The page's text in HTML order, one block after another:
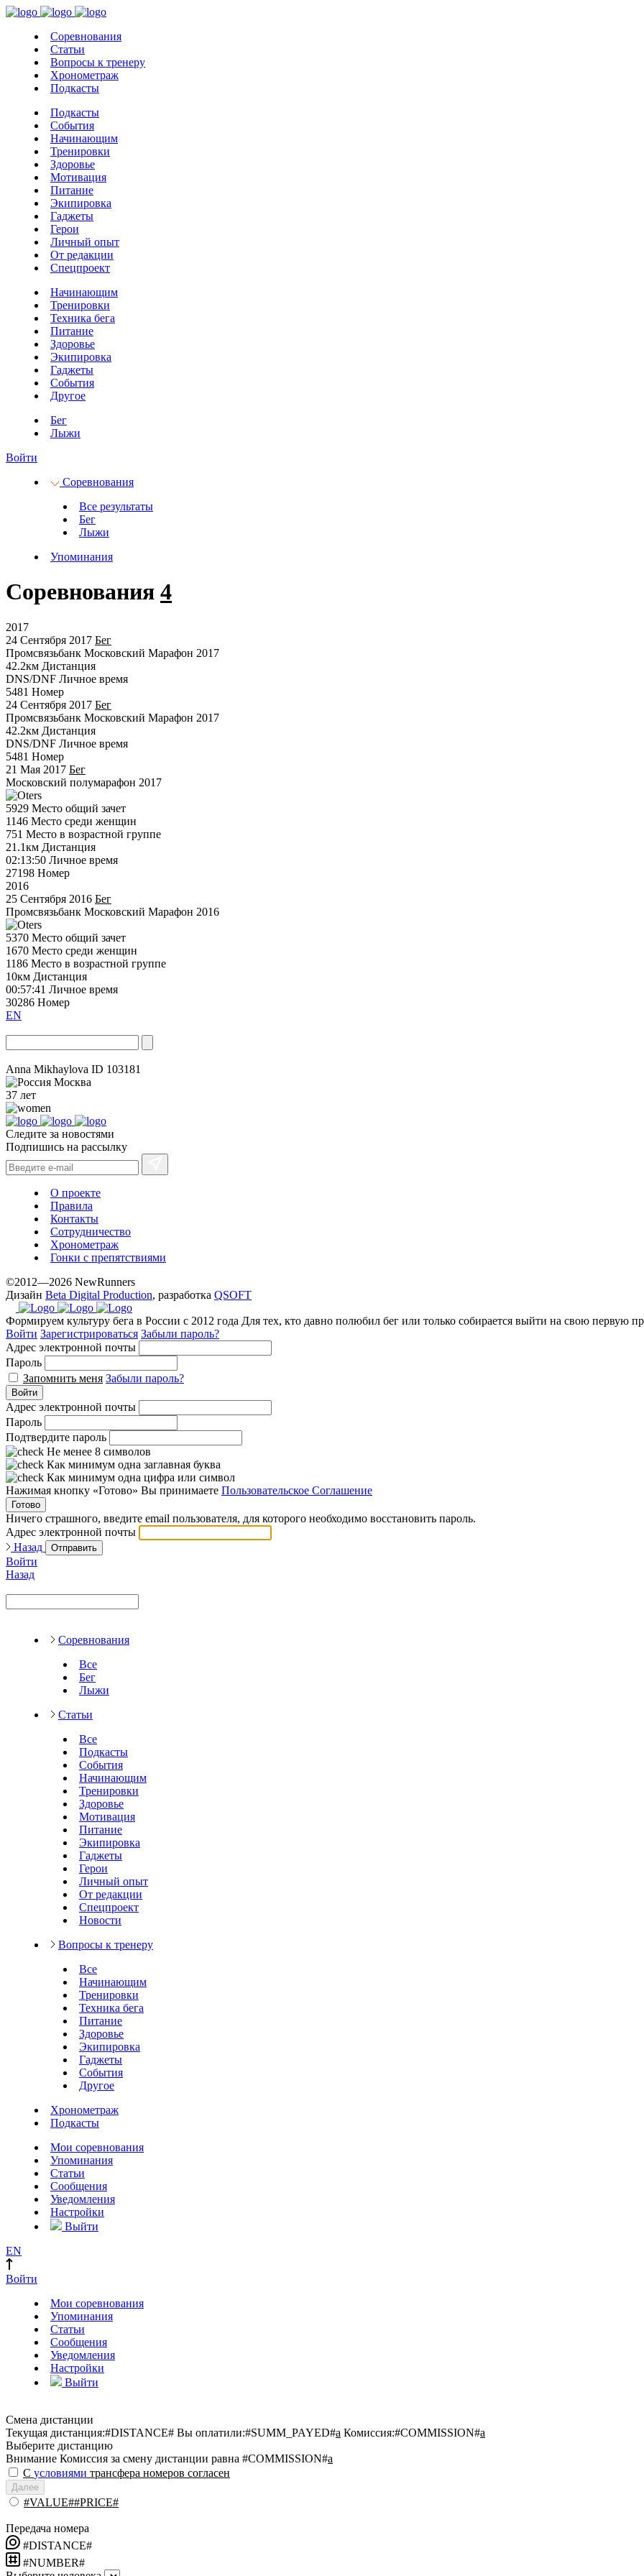
Соревнования
Статьи
Вопросы к тренеру
Хронометраж
Подкасты
Подкасты
События
Начинающим
Тренировки
Здоровье
Мотивация
Питание
Экипировка
Гаджеты
Герои
Личный опыт
От редакции
Спецпроект
Начинающим
Тренировки
Техника бега
Питание
Здоровье
Экипировка
Гаджеты
События
Другое
Бег
Лыжи
Войти
Соревнования
Все результаты
Бег
Лыжи
Упоминания
Соревнования 4
2017
24 Сентября 2017 Бег
Промсвязьбанк Московский Марафон 2017
42.2км Дистанция
DNS/DNF Личное время
5481 Номер
24 Сентября 2017 Бег
Промсвязьбанк Московский Марафон 2017
42.2км Дистанция
DNS/DNF Личное время
5481 Номер
21 Мая 2017 Бег
Московский полумарафон 2017
5929 Место общий зачет
1146 Место среди женщин
751 Место в возрастной группе
21.1км Дистанция
02:13:50 Личное время
27198 Номер
2016
25 Сентября 2016 Бег
Промсвязьбанк Московский Марафон 2016
5370 Место общий зачет
1670 Место среди женщин
1186 Место в возрастной группе
10км Дистанция
00:57:41 Личное время
30286 Номер
EN
Anna Mikhaylova ID 103181
Москва
37 лет
Следите за новостями
Подпишись на рассылку
О проекте
Правила
Контакты
Сотрудничество
Хронометраж
Гонки с препятствиями
©2012—2026 NewRunners
Дизайн Beta Digital Production, разработка QSOFT
Формируем культуру бега в России с 2012 года Для тех, кто давно полюбил бег или только собирается выйти на свою первую
Войти Зарегистрироваться Забыли пароль?
Адрес электронной почты
Пароль
Запомнить меня Забыли пароль?
Войти
Адрес электронной почты
Пароль
Подтвердите пароль
Не менее 8 символов
Как минимум одна заглавная буква
Как минимум одна цифра или символ
Нажимая кнопку «Готово» Вы принимаете Пользовательское Соглашение
Готово
Ничего страшного, введите email пользователя, для которого необходимо восстановить пароль.
Адрес электронной почты
Назад
Отправить
Войти
Назад
Соревнования
Все
Бег
Лыжи
Статьи
Все
Подкасты
События
Начинающим
Тренировки
Здоровье
Мотивация
Питание
Экипировка
Гаджеты
Герои
Личный опыт
От редакции
Спецпроект
Новости
Вопросы к тренеру
Все
Начинающим
Тренировки
Техника бега
Питание
Здоровье
Экипировка
Гаджеты
События
Другое
Хронометраж
Подкасты
Мои соревнования
Упоминания
Статьи
Сообщения
Уведомления
Настройки
Выйти
EN
Войти
Мои соревнования
Упоминания
Статьи
Сообщения
Уведомления
Настройки
Выйти
Смена дистанции
Текущая дистанция:#DISTANCE# Вы оплатили:#SUMM_PAYED#a Комиссия:#COMMISSION#a
Выберите дистанцию
Внимание Комиссия за смену дистанции равна #COMMISSION#a
С условиями трансфера номеров согласен
Далее
#VALUE##PRICE#
Передача номера
#DISTANCE#
#NUMBER#